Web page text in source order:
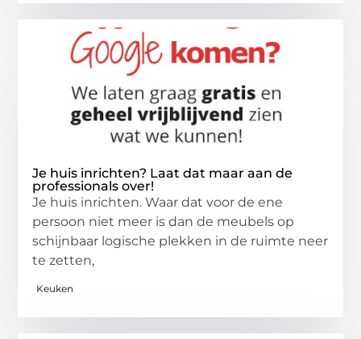
Je huis inrichten? Laat dat maar aan de
professionals over!
Je huis inrichten. Waar dat voor de ene
persoon niet meer is dan de meubels op
schijnbaar logische plekken in de ruimte neer
te zetten,
Keuken